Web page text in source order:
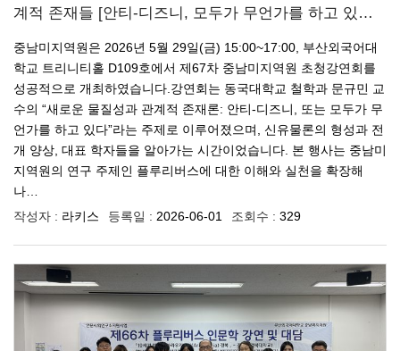
계적 존재들 [안티-디즈니, 모두가 무언가를 하고 있…
중남미지역원은 2026년 5월 29일(금) 15:00~17:00, 부산외국어대
학교 트리니티홀 D109호에서 제67차 중남미지역원 초청강연회를
성공적으로 개최하였습니다.강연회는 동국대학교 철학과 문규민 교
수의 “새로운 물질성과 관계적 존재론: 안티-디즈니, 또는 모두가 무
언가를 하고 있다”라는 주제로 이루어졌으며, 신유물론의 형성과 전
개 양상, 대표 학자들을 알아가는 시간이었습니다. 본 행사는 중남미
지역원의 연구 주제인 플루리버스에 대한 이해와 실천을 확장해
나…
작성자 : 라키스 등록일 : 2026-06-01 조회수 : 329